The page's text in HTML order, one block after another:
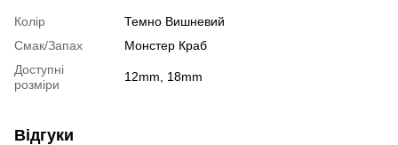
Колір
Темно Вишневий
Смак/Запах
Монстер Краб
Доступні
розміри
12mm, 18mm
Відгуки